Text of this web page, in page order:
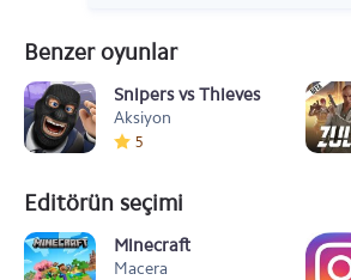
Benzer oyunlar
Snipers vs Thieves
Aksiyon
5
Editörün seçimi
Minecraft
Macera